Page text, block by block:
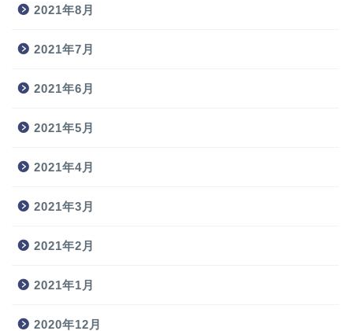
2021年8月
2021年7月
2021年6月
2021年5月
2021年4月
2021年3月
2021年2月
2021年1月
2020年12月